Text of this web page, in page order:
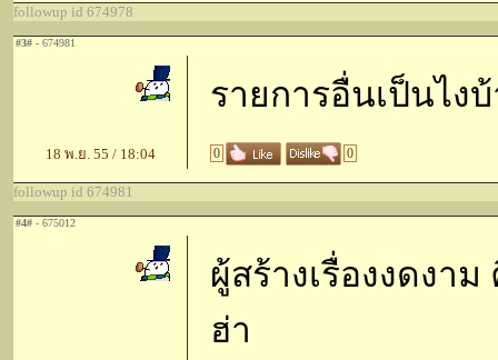
followup id 674978
#3# - 674981
รายการอื่นเป็นไง
18 พ.ย. 55 / 18:04 0 0
followup id 674981
#4# - 675012
ผู้สร้างเรื่องงดงา
ฮ่า